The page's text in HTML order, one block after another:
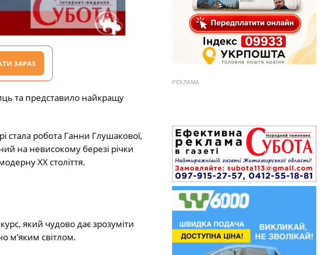
ЗАРАЗ
та представило найкращу
стала робота Ганни Глушакової,
на невисокому березі річки
XX століття.
який чудово дає зрозуміти
м’яким світлом.
РЕКЛАМА